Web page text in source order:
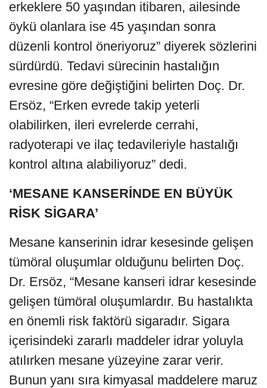
erkeklere 50 yaşından itibaren, ailesinde
öykü olanlara ise 45 yaşından sonra
düzenli kontrol öneriyoruz” diyerek sözlerini
sürdürdü. Tedavi sürecinin hastalığın
evresine göre değiştiğini belirten Doç. Dr.
Ersöz, “Erken evrede takip yeterli
olabilirken, ileri evrelerde cerrahi,
radyoterapi ve ilaç tedavileriyle hastalığı
kontrol altına alabiliyoruz” dedi.
‘MESANE KANSERİNDE EN BÜYÜK
RİSK SİGARA’
Mesane kanserinin idrar kesesinde gelişen
tümöral oluşumlar olduğunu belirten Doç.
Dr. Ersöz, “Mesane kanseri idrar kesesinde
gelişen tümöral oluşumlardır. Bu hastalıkta
en önemli risk faktörü sigaradır. Sigara
içerisindeki zararlı maddeler idrar yoluyla
atılırken mesane yüzeyine zarar verir.
Bunun yanı sıra kimyasal maddelere maruz